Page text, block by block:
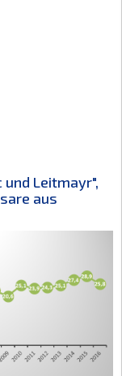
Leitmayr",
aus